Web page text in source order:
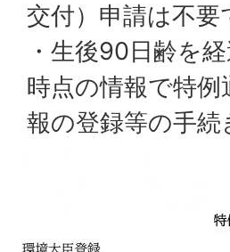
交付）申請は不要
・生後90日齢を
時点の情報で特
報の登録等の手